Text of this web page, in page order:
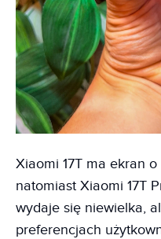
Xiaomi 17T ma ekran
natomiast Xiaomi 17T
wydaje się niewielka,
preferencjach